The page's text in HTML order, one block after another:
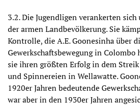
3.2. Die Jugendligen verankerten
der armen Landbevölkerung. Sie
Kontrolle, die A.E. Goonesinha über
Gewerkschaftsbewegung in Colombo
sie ihren größten Erfolg in dem
und Spinnereien in Wellawatte.
1920er Jahren bedeutende
war aber in den 1930er Jahren